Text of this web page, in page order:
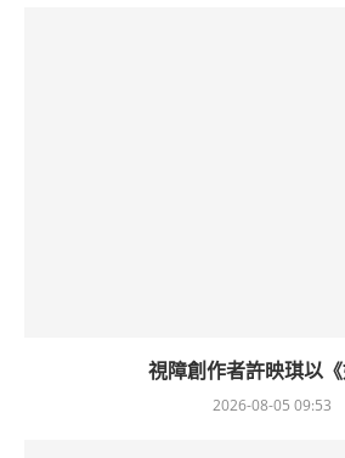
視障創作者許映琪以
2026-08-05 09:53